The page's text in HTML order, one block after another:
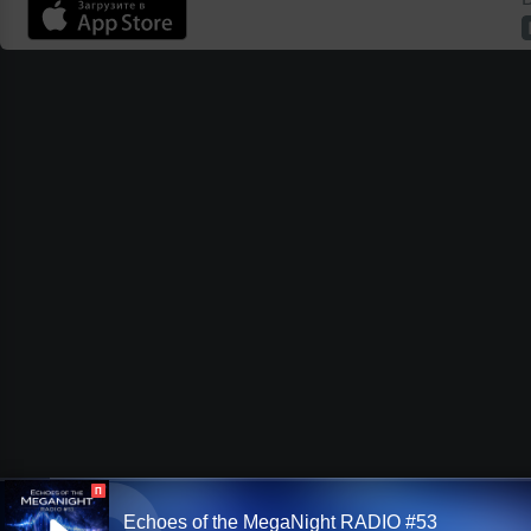
П
Echoes of the MegaNight RADIO #53